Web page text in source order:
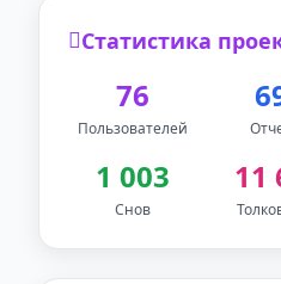
Статистика
76
Пользователей
1 003
Снов
11